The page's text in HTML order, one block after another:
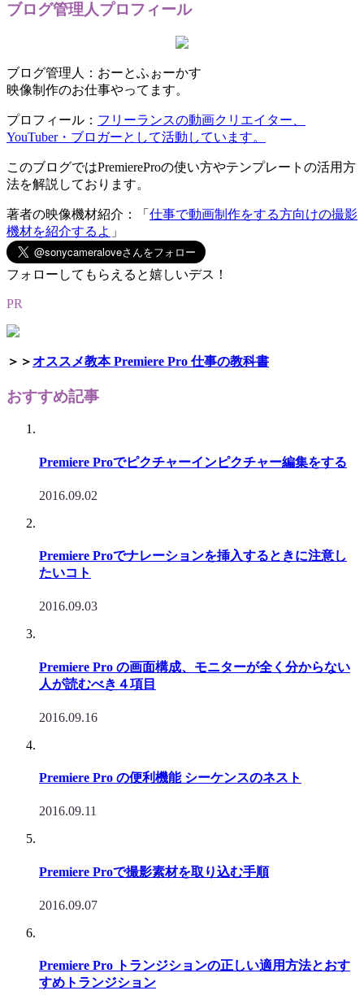
ブログ管理人プロフィール
ブログ管理人：おーとふぉーかす
映像制作のお仕事やってます。
プロフィール： フリーランスの動画クリエイター、
YouTuber・ブロガーとして活動しています。
このブログではPremiereProの使い方やテンプレートの活用方
法を解説しております。
著者の映像機材紹介：「 仕事で動画制作をする方向けの撮影
機材を紹介するよ 」
フォローしてもらえると嬉しいデス！
PR
＞＞オススメ教本 Premiere Pro 仕事の教科書
おすすめ記事
Premiere Proでピクチャーインピクチャー編集をする
2016.09.02
Premiere Proでナレーションを挿入するときに注意し
たいコト
2016.09.03
Premiere Pro の画面構成、モニターが全く分からない
人が読むべき４項目
2016.09.16
Premiere Pro の便利機能 シーケンスのネスト
2016.09.11
Premiere Proで撮影素材を取り込む手順
2016.09.07
Premiere Pro トランジションの正しい適用方法とおす
すめトランジション